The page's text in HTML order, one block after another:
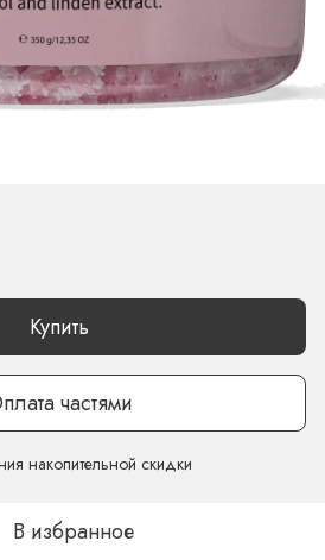
Купить
частями
накопительной скидки
В избранное